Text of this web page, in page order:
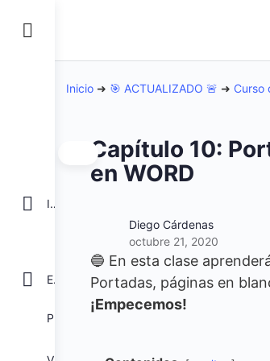
INICIO
EXCEL
Inicio ➜ 🎯 ACTUALIZADO 🚨 ➜ Curso
Capítulo 10:
en WORD
Diego Cárdenas
octubre 21, 2020
🔵 En esta clase
Portadas, páginas en
¡Empecemos!